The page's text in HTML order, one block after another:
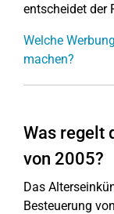
entscheidet der
Welche
machen?
Was regelt
von 2005?
Das
Besteuerung